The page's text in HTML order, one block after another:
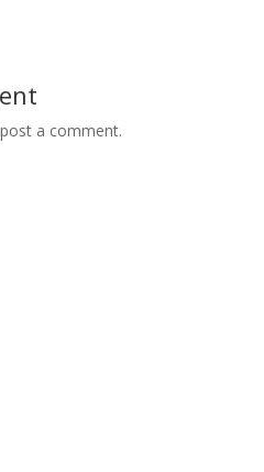
a comment.